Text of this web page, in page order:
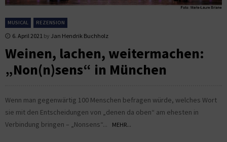
MUSICAL REZENSION
6. April 2021 by Jan Hendrik Buchholz
Weinen, lachen, weitermachen:
„Non(n)sens“ in München
Wenn man gegenwärtig 100 Menschen befragen würde, welches Wort
sie mit den Entscheidungen von „denen da oben“ am ehesten in
Verbindung bringen – „Nonsens“...
MEHR...